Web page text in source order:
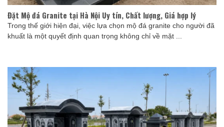
Đặt Mộ đá Granite tại Hà Nội Uy tín, Chất lượng, Giá hợp lý
Trong thế giới hiện đại, việc lựa chọn mộ đá granite cho người đã
khuất là một quyết định quan trọng không chỉ về mặt ...